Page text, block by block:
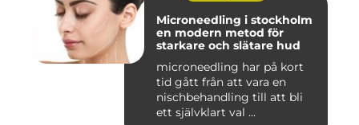
Microneedling i stockholm
en modern metod för
starkare och slätare hud
microneedling har på kort
tid gått från att vara en
nischbehandling till att bli
ett självklart val ...